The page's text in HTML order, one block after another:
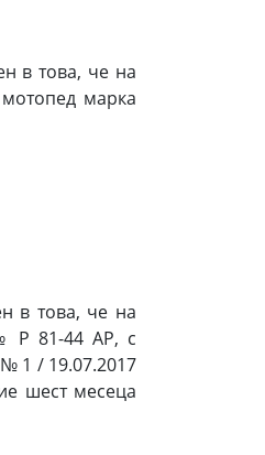
в това, че на
марка
в това, че на
Р 81-44 АР, с
1 / 19.07.2017
шест месеца